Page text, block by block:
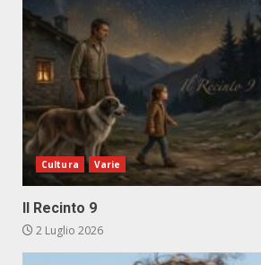
Cultura Varie
Il Recinto 9
2 Luglio 2026